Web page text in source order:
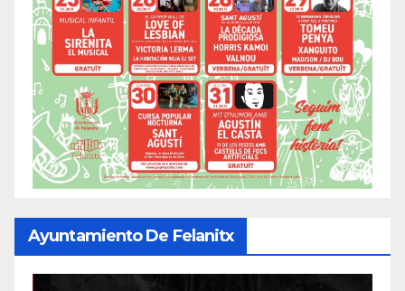
Ayuntamiento De Felanitx